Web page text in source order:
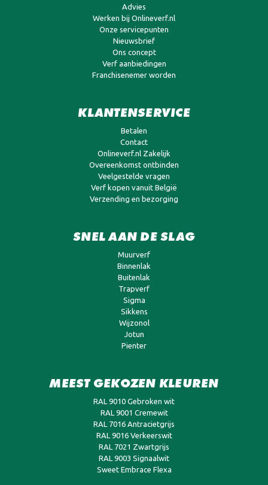
Advies
Werken bij Onlineverf.nl
Onze servicepunten
Nieuwsbrief
Ons concept
Verf aanbiedingen
Franchisenemer worden
KLANTENSERVICE
Betalen
Contact
Onlineverf.nl Zakelijk
Overeenkomst ontbinden
Veelgestelde vragen
Verf kopen vanuit België
Verzending en bezorging
SNEL AAN DE SLAG
Muurverf
Binnenlak
Buitenlak
Trapverf
Sigma
Sikkens
Wijzonol
Jotun
Pienter
MEEST GEKOZEN KLEUREN
RAL 9010 Gebroken wit
RAL 9001 Cremewit
RAL 7016 Antracietgrijs
RAL 9016 Verkeerswit
RAL 7021 Zwartgrijs
RAL 9003 Signaalwit
Sweet Embrace Flexa